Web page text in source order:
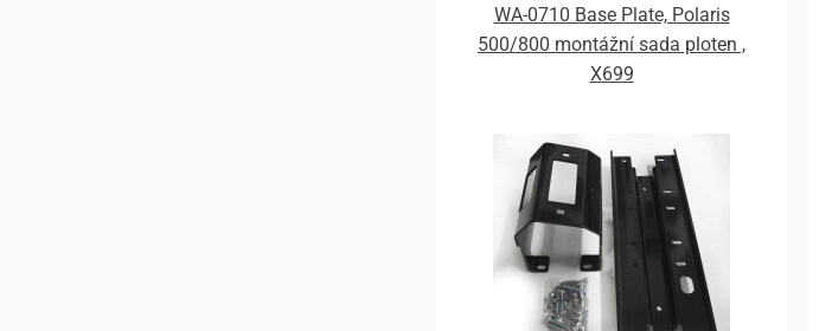
WA-0710 Base Plate, Polaris
500/800 montážní sada ploten ,
X699